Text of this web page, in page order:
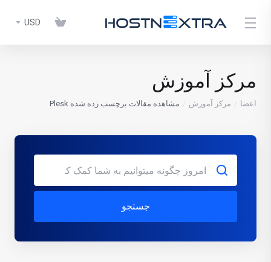
USD
مرکز آموزش
اعضا مرکز آموزش مشاهده مقالات برچسب زده شده Plesk
جستجو